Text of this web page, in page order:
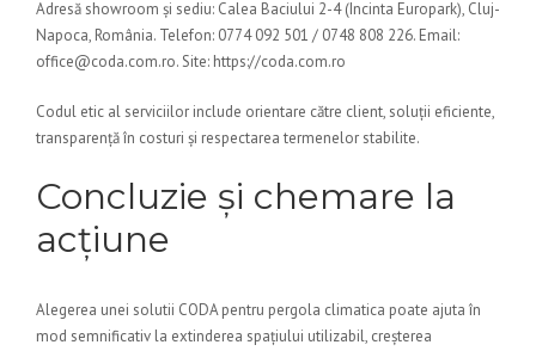
Adresă showroom și sediu: Calea Baciului 2-4 (Incinta Europark), Cluj-
Napoca, România. Telefon: 0774 092 501 / 0748 808 226. Email:
office@coda.com.ro. Site: https://coda.com.ro
Codul etic al serviciilor include orientare către client, soluții eficiente,
transparență în costuri și respectarea termenelor stabilite.
Concluzie și chemare la
acțiune
Alegerea unei solutii CODA pentru pergola climatica poate ajuta în
mod semnificativ la extinderea spațiului utilizabil, creșterea